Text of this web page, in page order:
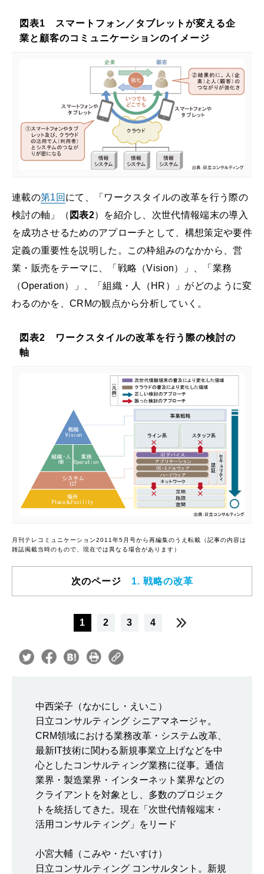
図表1 スマートフォン／タブレットが変える企
業と顧客のコミュニケーションのイメージ
連載の第1回 にて、「ワークスタイルの改革を行う際の
検討の軸」（ 図表2）を紹介し、次世代情報端末の導入
を成功させるためのアプローチとして、構想策定や要件
定義の重要性を説明した。この枠組みのなかから、営
業・販売をテーマに、「戦略（Vision）」、「業務
（Operation）」、「組織・人（HR）」がどのように変
わるのかを、CRMの観点から分析していく。
図表2 ワークスタイルの改革を行う際の検討の
軸
月刊テレコミュニケーション2011年5月号から再編集のうえ転載（記事の内容は
雑誌掲載当時のもので、現在では異なる場合があります）
次のページ 1. 戦略の改革
1 2 3 4
中西栄子（なかにし・えいこ）
日立コンサルティング シニアマネージャ。
CRM領域における業務改革・システム改革、
最新IT技術に関わる新規事業立上げなどを中
心としたコンサルティング業務に従事。通信
業界・製造業界・インターネット業界などの
クライアントを対象とし、多数のプロジェク
トを統括してきた。現在「次世代情報端末・
活用コンサルティング」をリード
小宮大輔（こみや・だいすけ）
日立コンサルティング コンサルタント。新規